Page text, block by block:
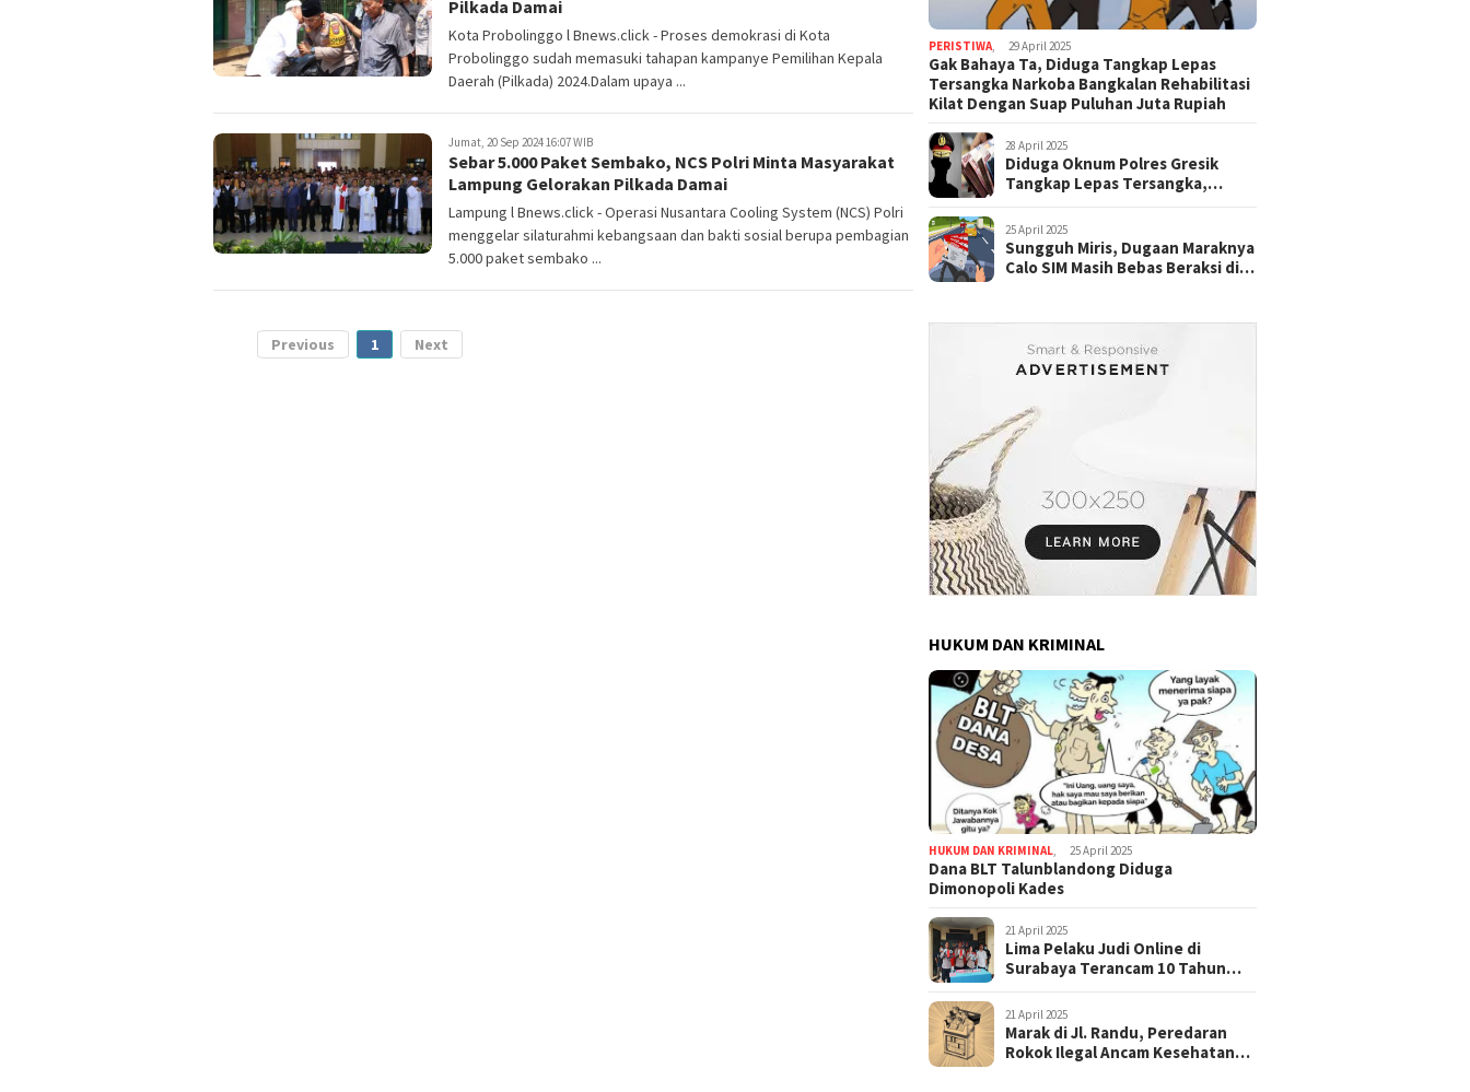
Pilkada Damai
Kota Probolinggo l Bnews.click - Proses demokrasi di Kota
Probolinggo sudah memasuki tahapan kampanye Pemilihan Kepala
Daerah (Pilkada) 2024.Dalam upaya ...
Jumat, 20 Sep 2024 16:07 WIB
Sebar 5.000 Paket Sembako, NCS Polri Minta Masyarakat
Lampung Gelorakan Pilkada Damai
Lampung l Bnews.click - Operasi Nusantara Cooling System (NCS) Polri
menggelar silaturahmi kebangsaan dan bakti sosial berupa pembagian
5.000 paket sembako ...
Previous 1 Next
PERISTIWA, 29 April 2025
Gak Bahaya Ta, Diduga Tangkap Lepas
Tersangka Narkoba Bangkalan Rehabilitasi
Kilat Dengan Suap Puluhan Juta Rupiah
28 April 2025
Diduga Oknum Polres Gresik
Tangkap Lepas Tersangka,
25 April 2025
Sungguh Miris, Dugaan Maraknya
Calo SIM Masih Bebas Beraksi di
HUKUM DAN KRIMINAL
HUKUM DAN KRIMINAL 25 April 2025
Dana BLT Talunblandong Diduga
Dimonopoli Kades
21 April 2025
Lima Pelaku Judi Online di
Surabaya Terancam 10 Tahun
21 April 2025
Marak di Jl. Randu, Peredaran
Rokok Ilegal Ancam Kesehatan